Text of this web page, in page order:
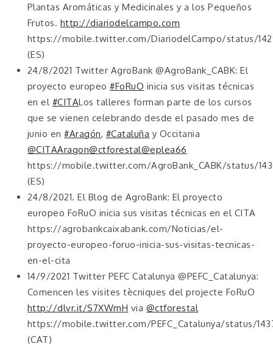
Plantas Aromáticas y Medicinales y a los Pequeños
Frutos. http://diariodelcampo.com
https://mobile.twitter.com/DiariodelCampo/status/
(ES)
24/8/2021 Twitter AgroBank @AgroBank_CABK: El
proyecto europeo#FoRuO inicia sus visitas técnicas
en el #CITALos talleres forman parte de los cursos
que se vienen celebrando desde el pasado mes de
junio en#Aragón, #Cataluña y Occitania
@CITAAragon@ctforestal@eplea66
https://mobile.twitter.com/AgroBank_CABK/status/
(ES)
24/8/2021. El Blog de AgroBank: El proyecto
europeo FoRuO inicia sus visitas técnicas en el CITA
https://agrobankcaixabank.com/Noticias/el-
proyecto-europeo-foruo-inicia-sus-visitas-tecnicas-
en-el-cita
14/9/2021 Twitter PEFC Catalunya @PEFC_Catalunya:
Comencen les visites tècniques del projecte FoRuO
http://dlvr.it/S7XWmH via @ctforestal
https://mobile.twitter.com/PEFC_Catalunya/status/
(CAT)